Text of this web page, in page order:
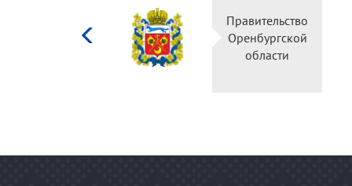
Министерство
культуры
Российской
федерации